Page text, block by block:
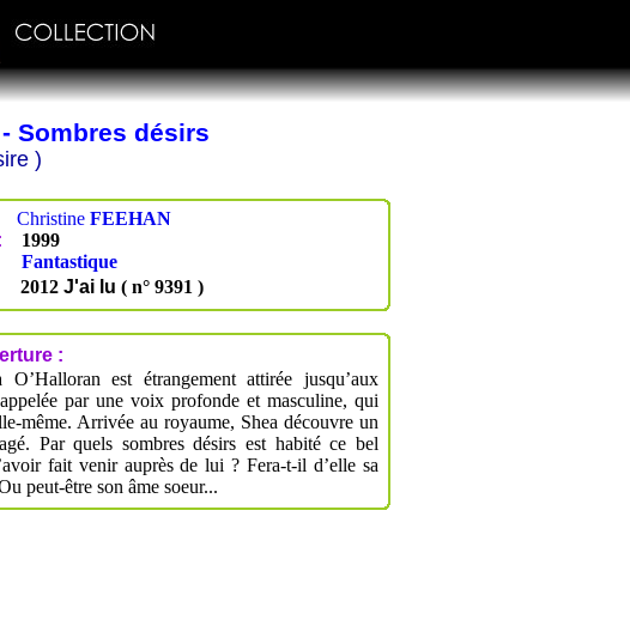
Sombres désirs
)
Christine FEEHAN
1999
Fantastique
2012 J'ai lu ( n° 9391 )
:
est étrangement attirée jusqu’aux
par une voix profonde et masculine, qui
même. Arrivée au royaume, Shea découvre un
Par quels sombres désirs est habité ce bel
fait venir auprès de lui ? Fera-t-il d’elle sa
peut-être son âme soeur...